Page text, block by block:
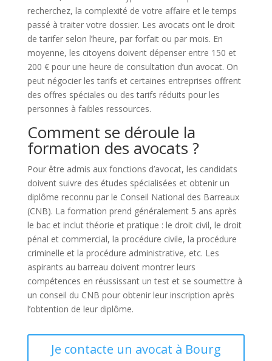
recherchez, la complexité de votre affaire et le temps
passé à traiter votre dossier. Les avocats ont le droit
de tarifer selon l’heure, par forfait ou par mois. En
moyenne, les citoyens doivent dépenser entre 150 et
200 € pour une heure de consultation d’un avocat. On
peut négocier les tarifs et certaines entreprises offrent
des offres spéciales ou des tarifs réduits pour les
personnes à faibles ressources.
Comment se déroule la
formation des avocats ?
Pour être admis aux fonctions d’avocat, les candidats
doivent suivre des études spécialisées et obtenir un
diplôme reconnu par le Conseil National des Barreaux
(CNB). La formation prend généralement 5 ans après
le bac et inclut théorie et pratique : le droit civil, le droit
pénal et commercial, la procédure civile, la procédure
criminelle et la procédure administrative, etc. Les
aspirants au barreau doivent montrer leurs
compétences en réussissant un test et se soumettre à
un conseil du CNB pour obtenir leur inscription après
l’obtention de leur diplôme.
Je contacte un avocat à Bourg